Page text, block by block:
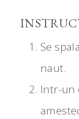
Se
naut.
Intr-un